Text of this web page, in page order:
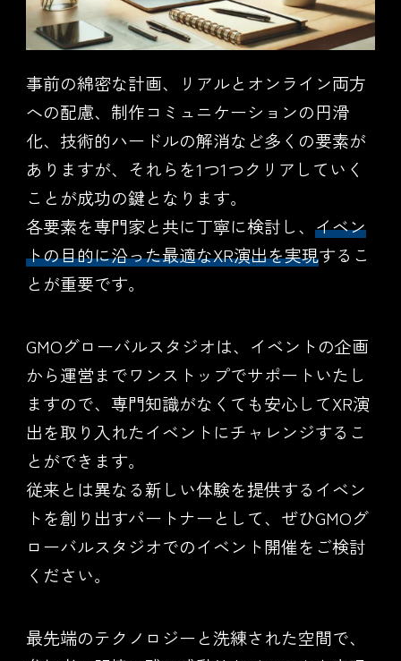
事前の綿密な計画、リアルとオンライン両方
への配慮、制作コミュニケーションの円滑
化、技術的ハードルの解消など多くの要素が
ありますが、それらを1つ1つクリアしていく
ことが成功の鍵となります。
各要素を専門家と共に丁寧に検討し、 イベン
トの目的に沿った最適なXR演出を実現するこ
とが重要です。
GMOグローバルスタジオは、イベントの企画
から運営までワンストップでサポートいたし
ますので、専門知識がなくても安心してXR演
出を取り入れたイベントにチャレンジするこ
とができます。
従来とは異なる新しい体験を提供するイベン
トを創り出すパートナーとして、ぜひGMOグ
ローバルスタジオでのイベント開催をご検討
ください。
最先端のテクノロジーと洗練された空間で、